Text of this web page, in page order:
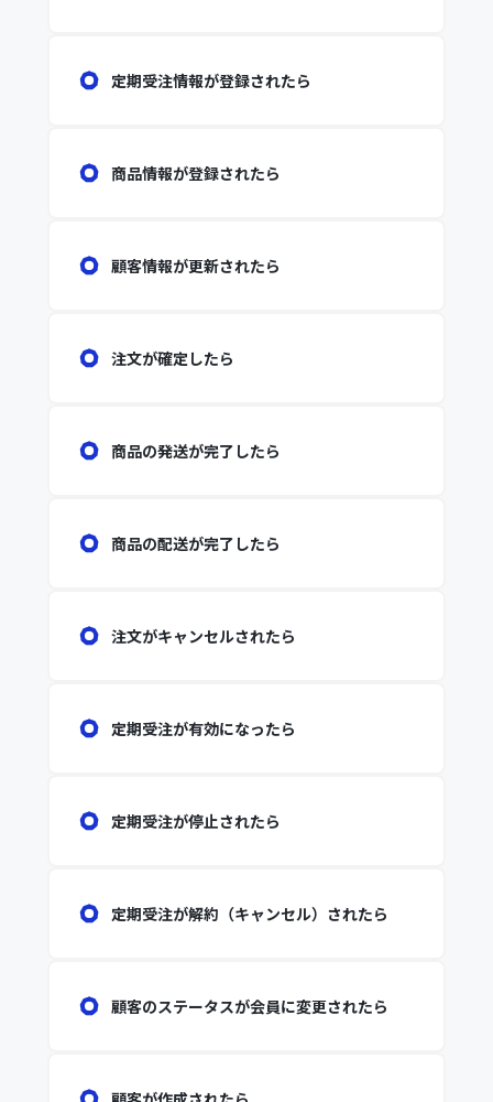
定期受注情報が登録されたら
商品情報が登録されたら
顧客情報が更新されたら
注文が確定したら
商品の発送が完了したら
商品の配送が完了したら
注文がキャンセルされたら
定期受注が有効になったら
定期受注が停止されたら
定期受注が解約（キャンセル）されたら
顧客のステータスが会員に変更されたら